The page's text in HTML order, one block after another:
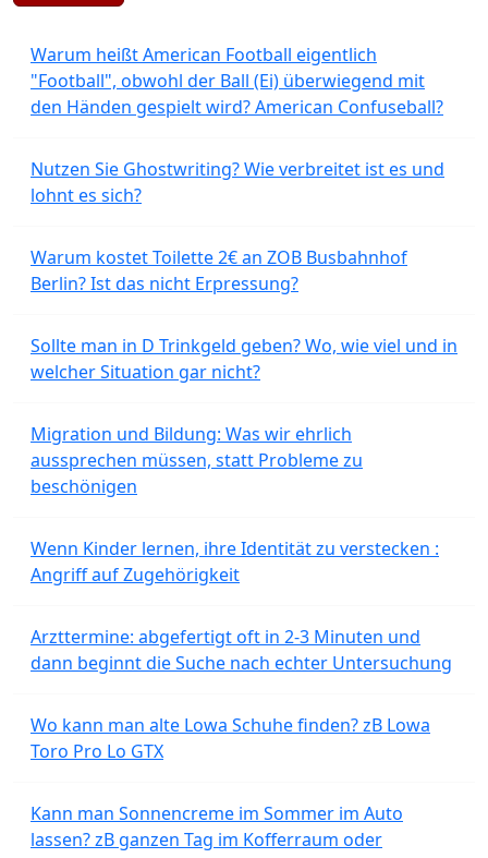
Warum heißt American Football eigentlich
"Football", obwohl der Ball (Ei) überwiegend mit
den Händen gespielt wird? American Confuseball?
Nutzen Sie Ghostwriting? Wie verbreitet ist es und
lohnt es sich?
Warum kostet Toilette 2€ an ZOB Busbahnhof
Berlin? Ist das nicht Erpressung?
Sollte man in D Trinkgeld geben? Wo, wie viel und in
welcher Situation gar nicht?
Migration und Bildung: Was wir ehrlich
aussprechen müssen, statt Probleme zu
beschönigen
Wenn Kinder lernen, ihre Identität zu verstecken :
Angriff auf Zugehörigkeit
Arzttermine: abgefertigt oft in 2-3 Minuten und
dann beginnt die Suche nach echter Untersuchung
Wo kann man alte Lowa Schuhe finden? zB Lowa
Toro Pro Lo GTX
Kann man Sonnencreme im Sommer im Auto
lassen? zB ganzen Tag im Kofferraum oder